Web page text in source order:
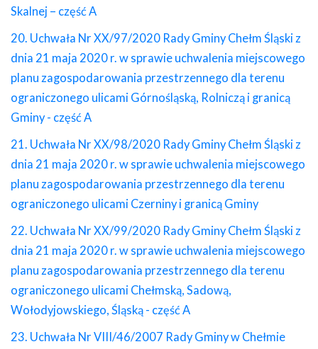
Skalnej – część A
20. Uchwała Nr XX/97/2020 Rady Gminy Chełm Śląski z
dnia 21 maja 2020 r. w sprawie uchwalenia miejscowego
planu zagospodarowania przestrzennego dla terenu
ograniczonego ulicami Górnośląską, Rolniczą i granicą
Gminy - część A
21. Uchwała Nr XX/98/2020 Rady Gminy Chełm Śląski z
dnia 21 maja 2020 r. w sprawie uchwalenia miejscowego
planu zagospodarowania przestrzennego dla terenu
ograniczonego ulicami Czerniny i granicą Gminy
22. Uchwała Nr XX/99/2020 Rady Gminy Chełm Śląski z
dnia 21 maja 2020 r. w sprawie uchwalenia miejscowego
planu zagospodarowania przestrzennego dla terenu
ograniczonego ulicami Chełmską, Sadową,
Wołodyjowskiego, Śląską - część A
23. Uchwała Nr VIII/46/2007 Rady Gminy w Chełmie